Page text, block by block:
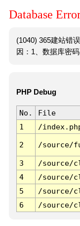
Database
(1040) 365建站错
因：1、数据库密
PHP Debug
No. File
1
/
2 /source/
3 /source/
4
/source/
5
/source/
6
/source/